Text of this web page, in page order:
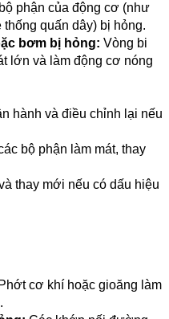
phận của động cơ (như
quấn dây) bị hỏng.
bơm bị hỏng: Vòng bi
lớn và làm động cơ nóng
hành và điều chỉnh lại nếu
bộ phận làm mát, thay
thay mới nếu có dấu hiệu
Phớt cơ khí hoặc gioăng làm